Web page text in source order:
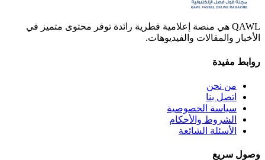
QAWL هي منصة إعلامية قطرية رائدة توفر محتوى متميز في
الأخبار والمقالات والفيديوهات.
روابط مفيدة
من نحن
اتصل بنا
سياسة الخصوصية
الشروط والأحكام
الأسئلة الشائعة
وصول سريع